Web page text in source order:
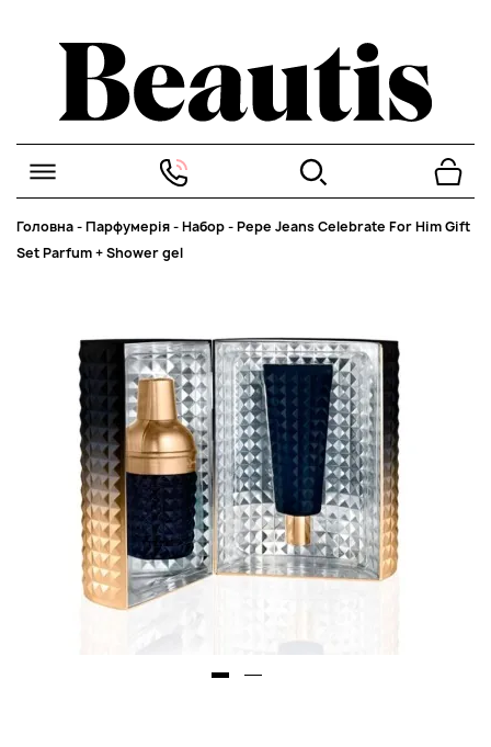
Головна-Парфумерія-Набор-Pepe Jeans Celebrate For Him Gift
Set Parfum + Shower gel